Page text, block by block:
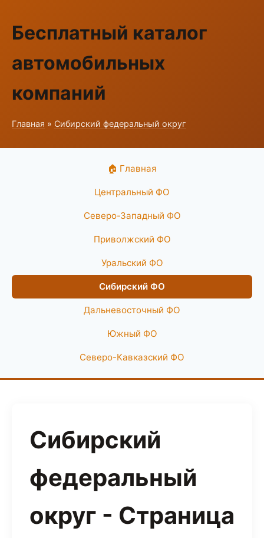
Бесплатный каталог
автомобильных
компаний
Главная » Сибирский федеральный округ
🏠 Главная
Центральный ФО
Северо-Западный ФО
Приволжский ФО
Уральский ФО
Сибирский ФО
Дальневосточный ФО
Южный ФО
Северо-Кавказский ФО
Сибирский
федеральный
округ - Страница